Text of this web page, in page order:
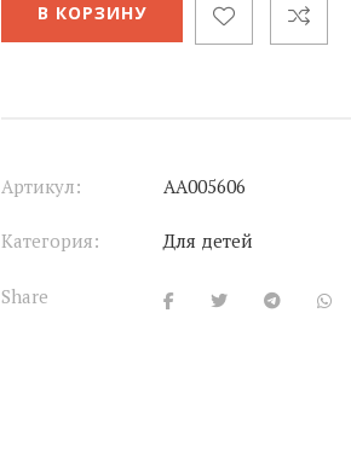
В КОРЗИНУ
Артикул: АА005606
Категория: Для детей
Share